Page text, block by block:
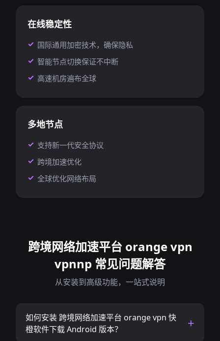
在线稳定性
国际通用加密技术，确保隐私
智能节点切换保证不中断
高速机房遍布全球
多地节点
支持新一代安全协议
跨境加速优化
全球优化网络布局
跨境网络加速平台 orange vpn
vpnnp 常见问题解答
从安装到高级功能，一站式说明
如何安装 跨境网络加速平台 orange vpn 快
橙软件下载 Android 版本？